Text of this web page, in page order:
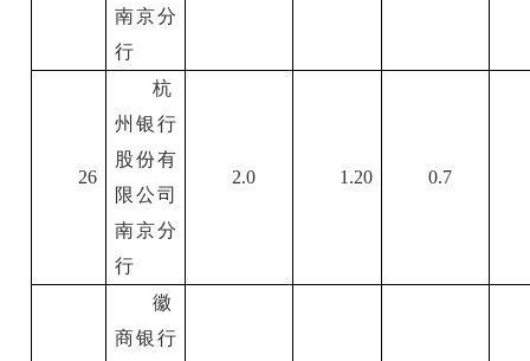
南京分
行
26
杭
州银行
股份有
限公司
南京分
行
2.0 1.20 0.7
徽
商银行